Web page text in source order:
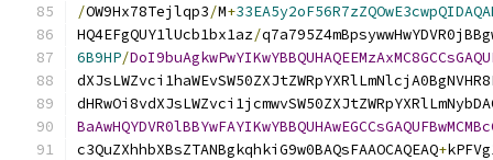
/OW9Hx78Tejlqp3/M+
HQ4EFgQUY1lUcb1bx1az/
6B9HP/
c3QuZXhhbXBsZTANBgkqhkiG9w0BAQsFAAOCAQEAQ+